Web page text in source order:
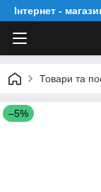
Інтернет -
Товари та
–5%